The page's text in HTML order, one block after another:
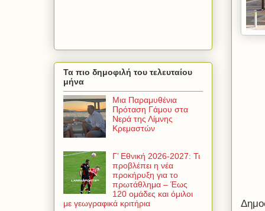
Τα πιο δημοφιλή του τελευταίου
μήνα
Μια Παραμυθένια
Πρόταση Γάμου στα
Νερά της Λίμνης
Κρεμαστών
Γ’ Εθνική 2026-2027: Τι
προβλέπει η νέα
προκήρυξη για το
πρωτάθλημα – Έως
120 ομάδες και όμιλοι
με γεωγραφικά κριτήρια